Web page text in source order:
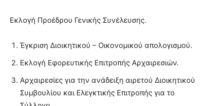
Εκλογή Προέδρου Γενικής Συνέλευσης.
Έγκριση Διοικητικού – Οικονομικού απολογισμού.
Εκλογή Εφορευτικής Επιτροπής Αρχαιρεσιών.
Αρχαιρεσίες για την ανάδειξη αιρετού Διοικητικού
Συμβουλίου και Ελεγκτικής Επιτροπής για το